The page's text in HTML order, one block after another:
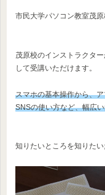
市民大学パソコン教室茂
茂原校のインストラクタ
して受講いただけます。
スマホの基本操作から、
SNSの使い方など、幅広
知りたいところを知りた